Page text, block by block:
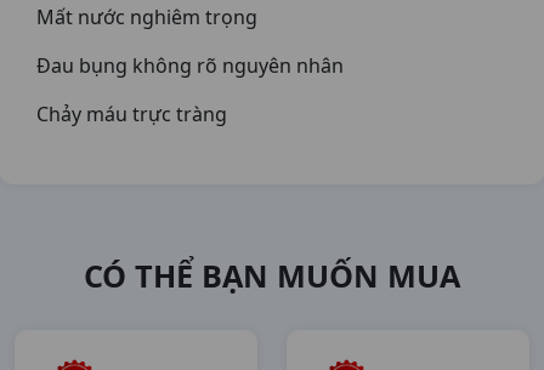
Mất nước nghiêm trọng
Đau bụng không rõ nguyên nhân
Chảy máu trực tràng
CÓ THỂ BẠN MUỐN MUA